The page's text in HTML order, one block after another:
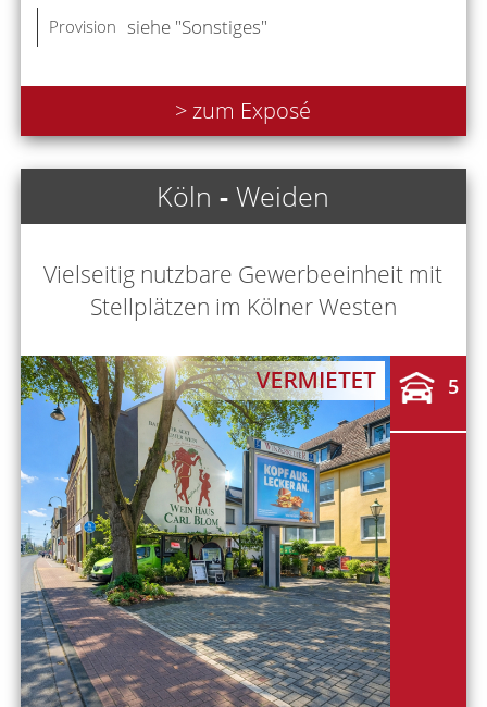
Provision siehe "Sonstiges"
> zum Exposé
Köln -Weiden
Vielseitig nutzbare Gewerbeeinheit mit
Stellplätzen im Kölner Westen
5